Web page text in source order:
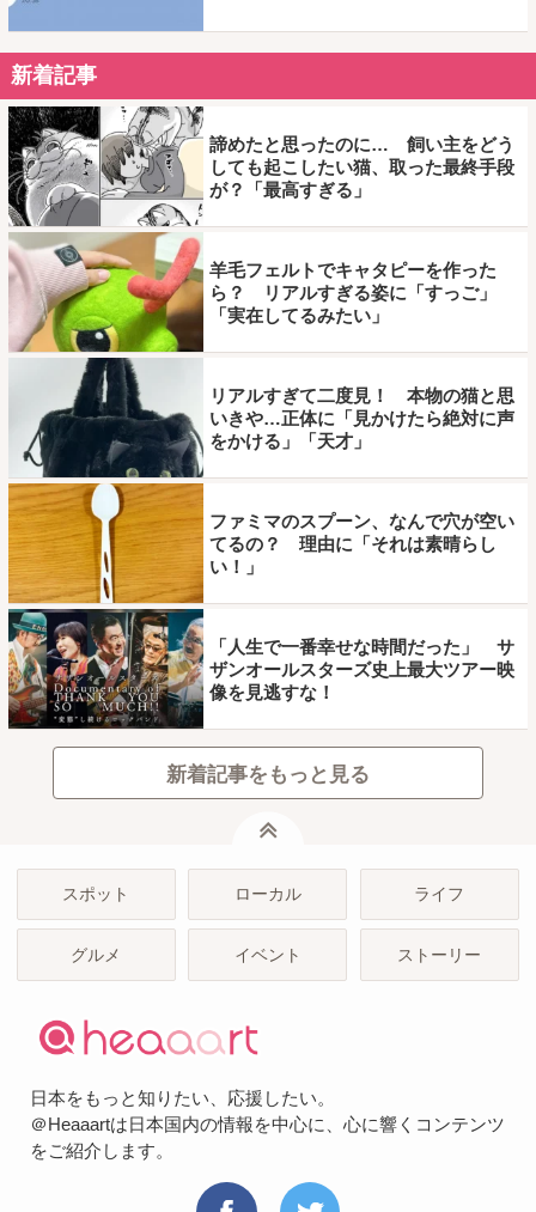
新着記事
諦めたと思ったのに… 飼い主をどう
しても起こしたい猫、取った最終手段
が？「最高すぎる」
羊毛フェルトでキャタピーを作った
ら？ リアルすぎる姿に「すっご」
「実在してるみたい」
リアルすぎて二度見！ 本物の猫と思
いきや…正体に「見かけたら絶対に声
をかける」「天才」
ファミマのスプーン、なんで穴が空い
てるの？ 理由に「それは素晴らし
い！」
「人生で一番幸せな時間だった」 サ
ザンオールスターズ史上最大ツアー映
像を見逃すな！
新着記事をもっと見る
スポット ローカル ライフ
グルメ イベント ストーリー
日本をもっと知りたい、応援したい。
＠Heaaartは日本国内の情報を中心に、心に響くコンテンツ
をご紹介します。